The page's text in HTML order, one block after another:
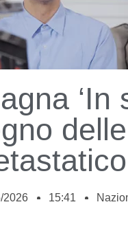
‘In
2026 15:41